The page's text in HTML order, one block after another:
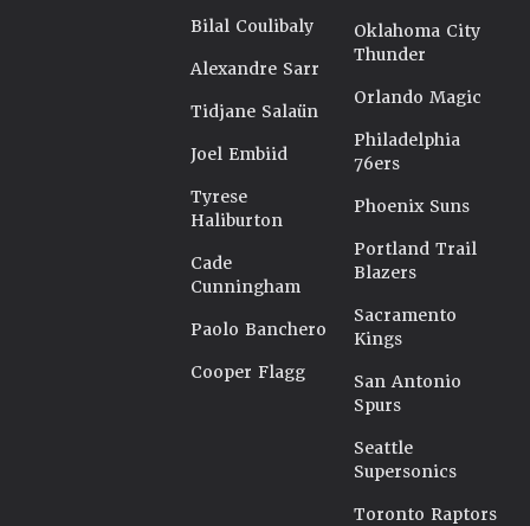
Bilal Coulibaly
Alexandre Sarr
Tidjane Salaün
Joel Embiid
Tyrese
Haliburton
Cade
Cunningham
Paolo Banchero
Cooper Flagg
Oklahoma City
Thunder
Orlando Magic
Philadelphia
76ers
Phoenix Suns
Portland Trail
Blazers
Sacramento
Kings
San Antonio
Spurs
Seattle
Supersonics
Toronto Raptors